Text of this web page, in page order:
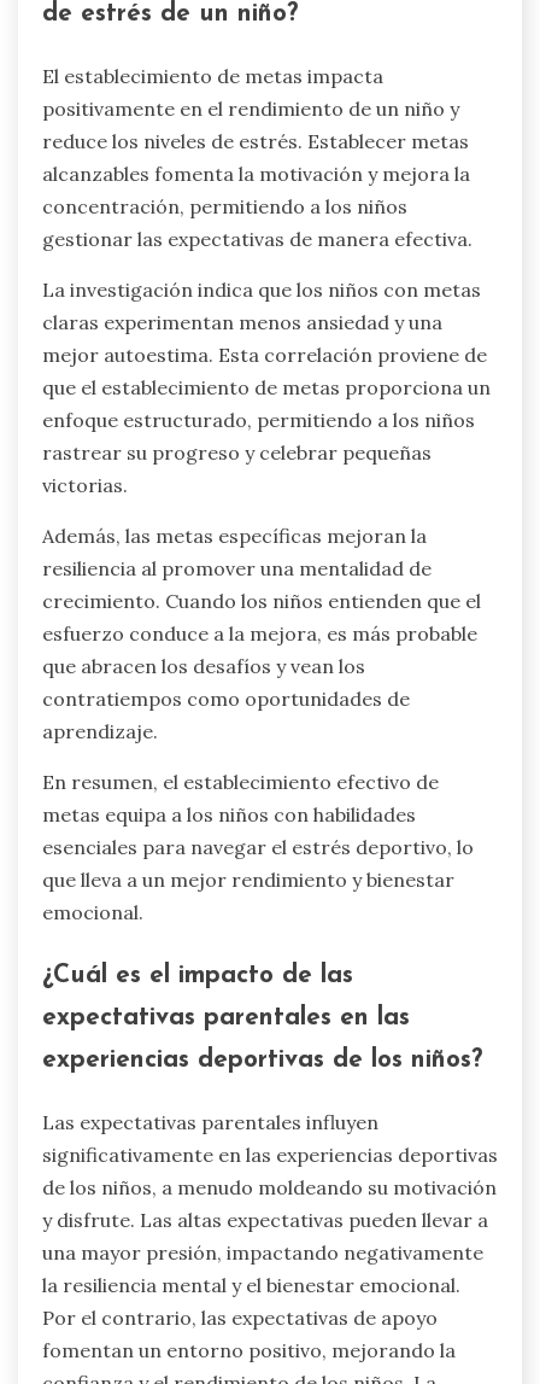
de estrés de un niño?
El establecimiento de metas impacta
positivamente en el rendimiento de un niño y
reduce los niveles de estrés. Establecer metas
alcanzables fomenta la motivación y mejora la
concentración, permitiendo a los niños
gestionar las expectativas de manera efectiva.
La investigación indica que los niños con metas
claras experimentan menos ansiedad y una
mejor autoestima. Esta correlación proviene de
que el establecimiento de metas proporciona un
enfoque estructurado, permitiendo a los niños
rastrear su progreso y celebrar pequeñas
victorias.
Además, las metas específicas mejoran la
resiliencia al promover una mentalidad de
crecimiento. Cuando los niños entienden que el
esfuerzo conduce a la mejora, es más probable
que abracen los desafíos y vean los
contratiempos como oportunidades de
aprendizaje.
En resumen, el establecimiento efectivo de
metas equipa a los niños con habilidades
esenciales para navegar el estrés deportivo, lo
que lleva a un mejor rendimiento y bienestar
emocional.
¿Cuál es el impacto de las
expectativas parentales en las
experiencias deportivas de los niños?
Las expectativas parentales influyen
significativamente en las experiencias deportivas
de los niños, a menudo moldeando su motivación
y disfrute. Las altas expectativas pueden llevar a
una mayor presión, impactando negativamente
la resiliencia mental y el bienestar emocional.
Por el contrario, las expectativas de apoyo
fomentan un entorno positivo, mejorando la